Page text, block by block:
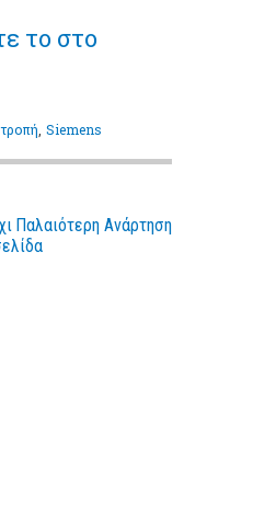
το στο
Siemens
Παλαιότερη Ανάρτηση